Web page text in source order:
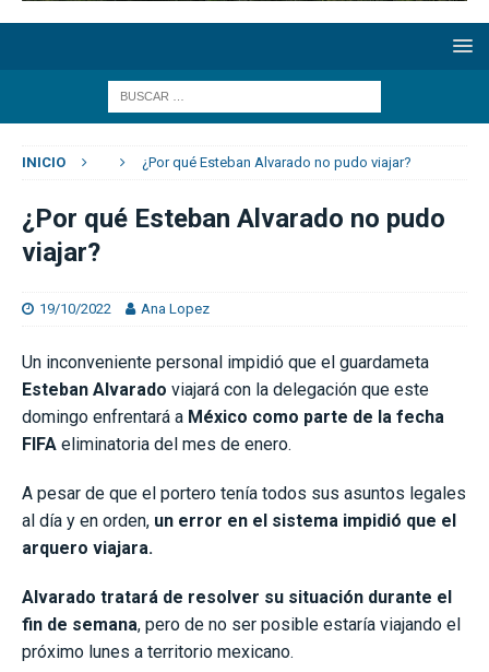
INICIO ¿Por qué Esteban Alvarado no pudo viajar?
¿Por qué Esteban Alvarado no pudo
viajar?
19/10/2022 Ana Lopez
Un inconveniente personal impidió que el guardameta
Esteban Alvarado viajará con la delegación que este
domingo enfrentará a México como parte de la fecha
FIFA eliminatoria del mes de enero.
A pesar de que el portero tenía todos sus asuntos legales
al día y en orden, un error en el sistema impidió que el
arquero viajara.
Alvarado tratará de resolver su situación durante el
fin de semana, pero de no ser posible estaría viajando el
próximo lunes a territorio mexicano.